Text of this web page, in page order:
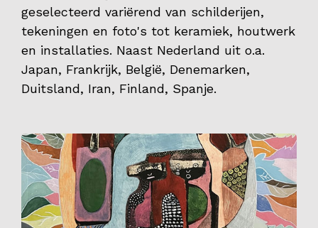
geselecteerd variërend van schilderijen,
tekeningen en foto's tot keramiek, houtwerk
en installaties. Naast Nederland uit o.a.
Japan, Frankrijk, België, Denemarken,
Duitsland, Iran, Finland, Spanje.